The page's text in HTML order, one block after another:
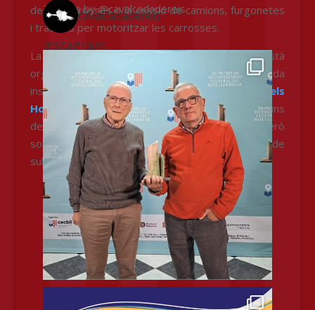
de les carrosses o la cessió de camions, furgonetes
i tractors per motoritzar les carrosses.
La Cavalcada de Reis de Sant Vicenç està
organitzada per la Comissió, però també rep ajuda
institucional. L’
Ajuntament de Sant Vicenç dels
Horts
dóna suport a aquesta tradició cedint alguns
dels seus espais o comprant els caramels, però
sobretot amb l’aportació econòmica a través de
subvencions de la Regidoria de Cultura.
Escriu la Carta als Reis Mags d'Orient
Segueix l'arribada dels Reis Mags
d'Orient a Sant Vicenç dels Horts!
Segueix l'arribada dels Reis Mags d'Orient
a Sant Vicenç dels Horts
Twitter
Tweets by @cavalcadadereis
Instagram
cavalcadadereis